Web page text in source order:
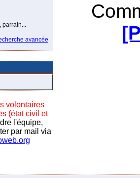
parrain...
avancée
volontaires
(état civil et
l'équipe,
par mail via